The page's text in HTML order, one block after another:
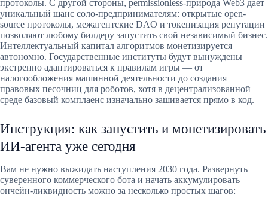
протоколы. С другой стороны, permissionless-природа Web3 дает
уникальный шанс соло-предпринимателям: открытые open-
source протоколы, межагентские DAO и токенизация репутации
позволяют любому билдеру запустить свой независимый бизнес.
Интеллектуальный капитал алгоритмов монетизируется
автономно. Государственные институты будут вынуждены
экстренно адаптироваться к правилам игры — от
налогообложения машинной деятельности до создания
правовых песочниц для роботов, хотя в децентрализованной
среде базовый комплаенс изначально зашивается прямо в код.
Инструкция: как запустить и монетизировать
ИИ-агента уже сегодня
Вам не нужно выжидать наступления 2030 года. Развернуть
суверенного коммерческого бота и начать аккумулировать
ончейн-ликвидность можно за несколько простых шагов: